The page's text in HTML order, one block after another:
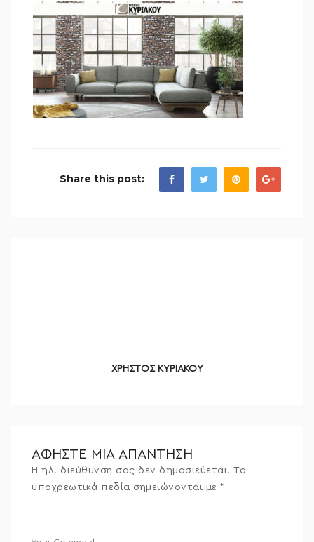
Share this post:
ΧΡΗΣΤΟΣ ΚΥΡΙΑΚΟΥ
ΑΦΉΣΤΕ ΜΙΑ ΑΠΆΝΤΗΣΗ
Η ηλ. διεύθυνση σας δεν δημοσιεύεται. Τα
υποχρεωτικά πεδία σημειώνονται με *